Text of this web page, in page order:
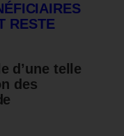
RESTE
d’une telle
des